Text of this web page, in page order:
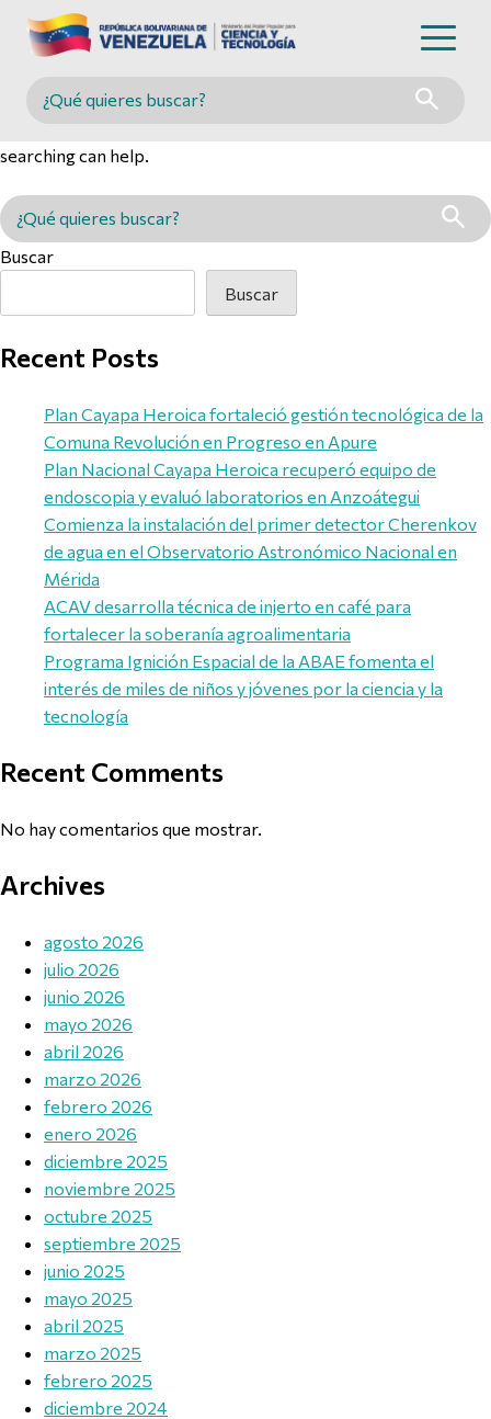
Buscar en MINCYT
searching can help.
Buscar en MINCYT
Buscar
Buscar
Recent Posts
Plan Cayapa Heroica fortaleció gestión tecnológica de la
Comuna Revolución en Progreso en Apure
Plan Nacional Cayapa Heroica recuperó equipo de
endoscopia y evaluó laboratorios en Anzoátegui
Comienza la instalación del primer detector Cherenkov
de agua en el Observatorio Astronómico Nacional en
Mérida
ACAV desarrolla técnica de injerto en café para
fortalecer la soberanía agroalimentaria
Programa Ignición Espacial de la ABAE fomenta el
interés de miles de niños y jóvenes por la ciencia y la
tecnología
Recent Comments
No hay comentarios que mostrar.
Archives
agosto 2026
julio 2026
junio 2026
mayo 2026
abril 2026
marzo 2026
febrero 2026
enero 2026
diciembre 2025
noviembre 2025
octubre 2025
septiembre 2025
junio 2025
mayo 2025
abril 2025
marzo 2025
febrero 2025
diciembre 2024